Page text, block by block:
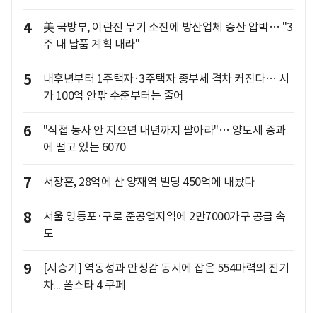
4
美 국방부, 이란전 무기 소진에 방산업체 증산 압박… "3
주 내 납품 계획 내라"
5
내후년부터 1주택자·3주택자 종부세 격차 커진다… 시
가 100억 안팎 수준부터는 줄어
6
"직접 농사 안 지으면 내년까지 팔아라"… 양도세 중과
에 떨고 있는 6070
7 서장훈, 28억에 산 양재역 빌딩 450억에 내놨다
8
서울 영등포·구로 준공업지역에 2만7000가구 공급 속
도
9
[시승기] 역동성과 안정감 동시에 잡은 554마력의 전기
차... 폴스타 4 쿠페